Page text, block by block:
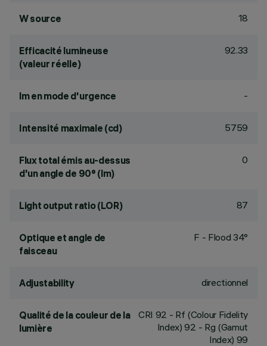
W source 18
Efficacité lumineuse
(valeur réelle)
92.33
lm en mode d'urgence -
Intensité maximale (cd) 5759
Flux total émis au-dessus
d'un angle de 90° (lm)
0
Light output ratio (LOR) 87
Optique et angle de
faisceau
F - Flood 34°
Adjustability directionnel
Qualité de la couleur de la
lumière
CRI 92 - Rf (Colour Fidelity
Index) 92 - Rg (Gamut
Index) 99